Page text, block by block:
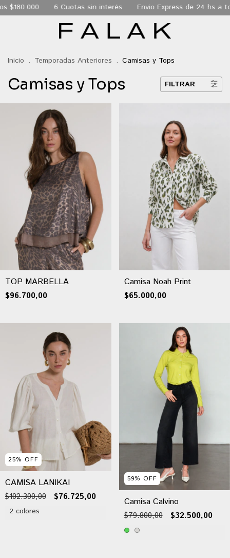
6 Cuotas sin interés Envio Express de 24 hs a todo CABA
Inicio . Temporadas Anteriores . Camisas y Tops
Camisas y Tops FILTRAR
TOP MARBELLA
$96.700,00
Camisa Noah Print
$65.000,00
25% OFF
CAMISA LANIKAI
$102.300,00 $76.725,00
2 colores
59% OFF
Camisa Calvino
$79.800,00 $32.500,00